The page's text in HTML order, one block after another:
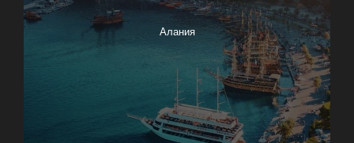
Алания